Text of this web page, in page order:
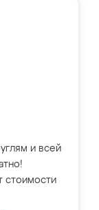
и всей
стоимости